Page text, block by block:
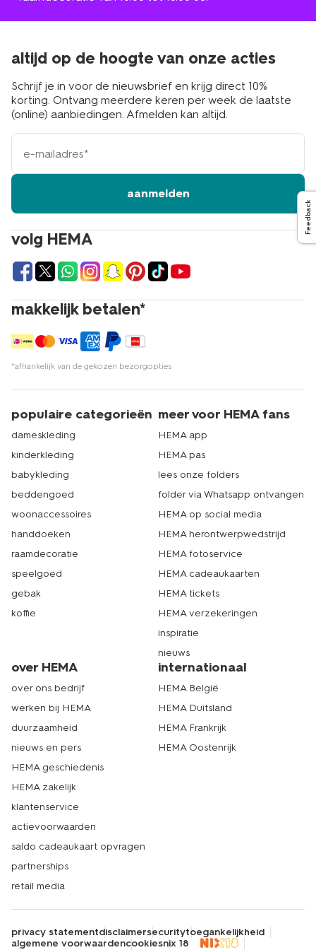
volg HEMA
makkelijk betalen*
*afhankelijk van de gekozen bezorgopties
altijd op de hoogte van onze acties
Schrijf je in voor de nieuwsbrief en krijg direct 10%
korting. Ontvang meerdere keren per week de laatste
(online) aanbiedingen. Afmelden kan altijd.
e-
mailadres
aanmelden
populaire categorieën
dameskleding
kinderkleding
babykleding
beddengoed
woonaccessoires
handdoeken
raamdecoratie
speelgoed
gebak
koffie
meer voor HEMA fans
HEMA app
HEMA pas
lees onze folders
folder via Whatsapp ontvangen
HEMA op social media
HEMA herontwerpwedstrijd
HEMA fotoservice
HEMA cadeaukaarten
HEMA tickets
HEMA verzekeringen
inspiratie
nieuws
over HEMA
over ons bedrijf
werken bij HEMA
duurzaamheid
nieuws en pers
HEMA geschiedenis
HEMA zakelijk
klantenservice
actievoorwaarden
saldo cadeaukaart opvragen
partnerships
retail media
internationaal
HEMA België
HEMA Duitsland
HEMA Frankrijk
HEMA Oostenrijk
privacy statementdisclaimersecuritytoegankelijkheid
algemene voorwaardencookiesnix 18
Feedback